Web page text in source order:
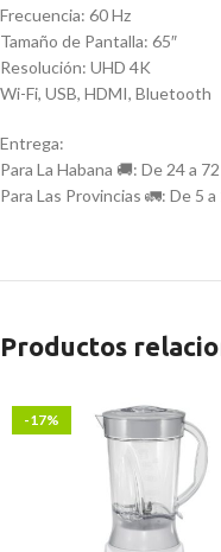
Frecuencia: 60 Hz
Tamaño de Pantalla: 65″
Resolución: UHD 4K
Wi-Fi, ‎USB, HDMI, Bluetooth
Entrega:
Para La Habana 🚚: De 24 a
Para Las Provincias 🚛: De 5
Productos
-17%